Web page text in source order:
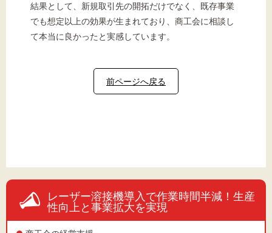
レーザー溶接機導入で作業時間半減！生産
性向上と事業拡大を実現
結果として、新規取引先の開拓だけでなく、既存事業
でも想定以上の効果が生まれており、商工会に相談し
て本当に良かったと実感しています。
前ページへ戻る